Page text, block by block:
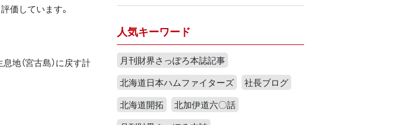
価しています。
地（宮古島）に戻す計
人気キーワード
月刊財界さっぽろ本誌記事
北海道日本ハムファイターズ
社長ブログ
北海道開拓
北加伊道六〇話